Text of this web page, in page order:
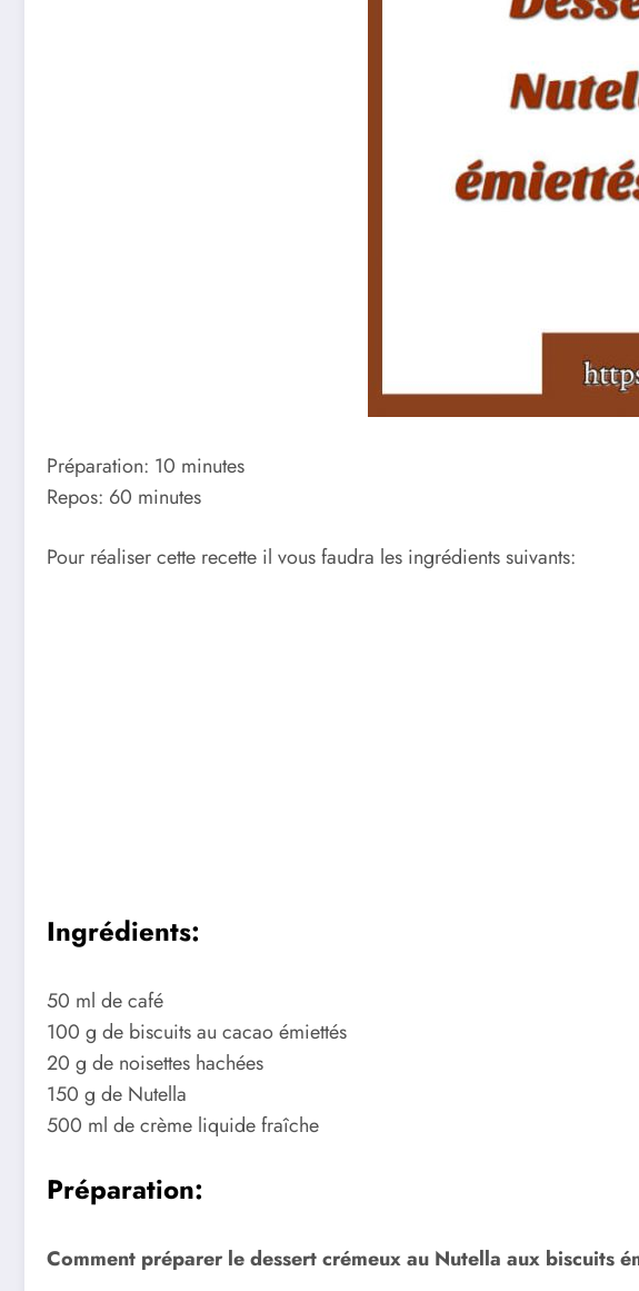
Préparation: 10 minutes
Repos: 60 minutes
Pour réaliser cette recette il vous faudra les ingrédients suivants:
Ingrédients:
50 ml de café
100 g de biscuits au cacao émiettés
20 g de noisettes hachées
150 g de Nutella
500 ml de crème liquide fraîche
Préparation:
Comment préparer le dessert crémeux au Nutella aux biscuits